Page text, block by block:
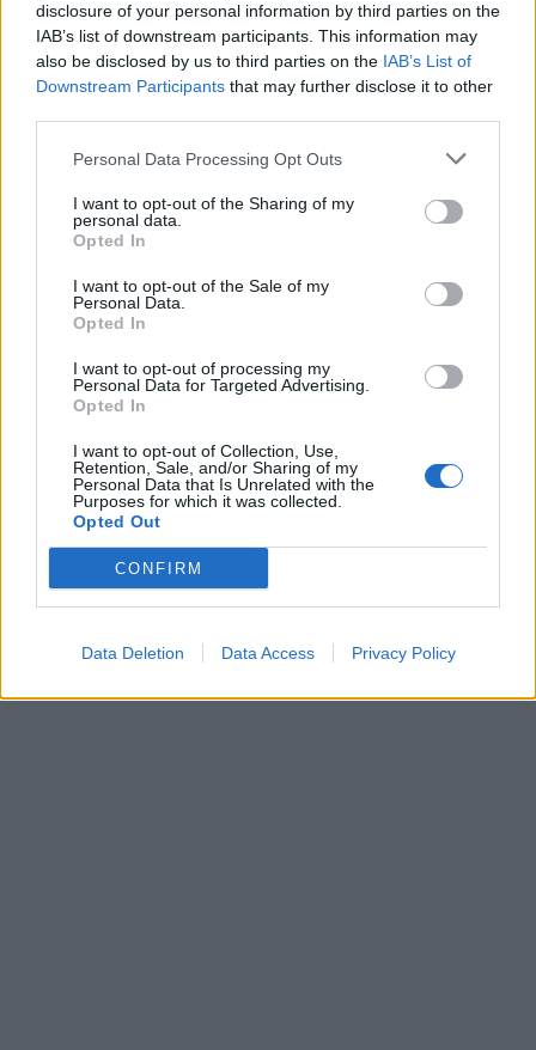
disclosure of your personal information by third parties on the
IAB’s list of downstream participants. This information may
also be disclosed by us to third parties on the IAB’s List of
Downstream Participants that may further disclose it to other
Personal Data Processing Opt Outs
I want to opt-out of the Sharing of my
personal data.
Opted In
I want to opt-out of the Sale of my
Personal Data.
Opted In
I want to opt-out of processing my
Personal Data for Targeted Advertising.
Opted In
I want to opt-out of Collection, Use,
Retention, Sale, and/or Sharing of my
Personal Data that Is Unrelated with the
Purposes for which it was collected.
Opted Out
CONFIRM
Data Deletion Data Access Privacy Policy